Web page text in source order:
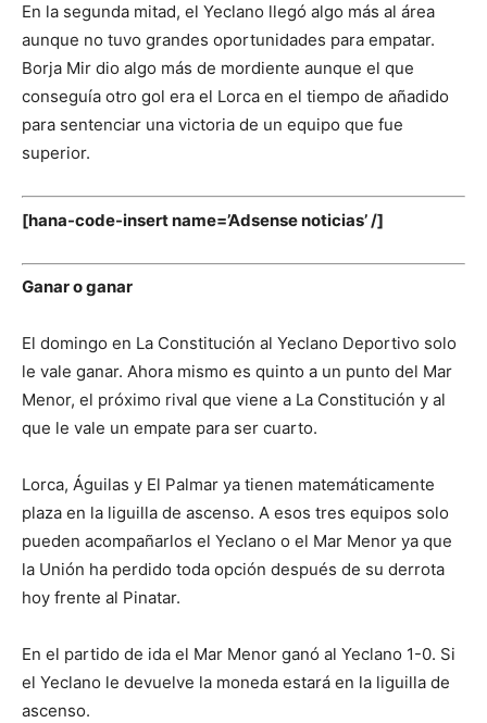
En la segunda mitad, el Yeclano llegó algo más al área
aunque no tuvo grandes oportunidades para empatar.
Borja Mir dio algo más de mordiente aunque el que
conseguía otro gol era el Lorca en el tiempo de añadido
para sentenciar una victoria de un equipo que fue
superior.
[hana-code-insert name=’Adsense noticias’ /]
Ganar o ganar
El domingo en La Constitución al Yeclano Deportivo solo
le vale ganar. Ahora mismo es quinto a un punto del Mar
Menor, el próximo rival que viene a La Constitución y al
que le vale un empate para ser cuarto.
Lorca, Águilas y El Palmar ya tienen matemáticamente
plaza en la liguilla de ascenso. A esos tres equipos solo
pueden acompañarlos el Yeclano o el Mar Menor ya que
la Unión ha perdido toda opción después de su derrota
hoy frente al Pinatar.
En el partido de ida el Mar Menor ganó al Yeclano 1-0. Si
el Yeclano le devuelve la moneda estará en la liguilla de
ascenso.